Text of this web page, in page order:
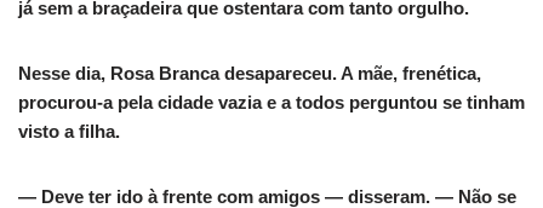
já sem a braçadeira que ostentara com tanto orgulho.
Nesse dia, Rosa Branca desapareceu. A mãe, frenética,
procurou-a pela cidade vazia e a todos perguntou se tinham
visto a filha.
— Deve ter ido à frente com amigos — disseram. — Não se